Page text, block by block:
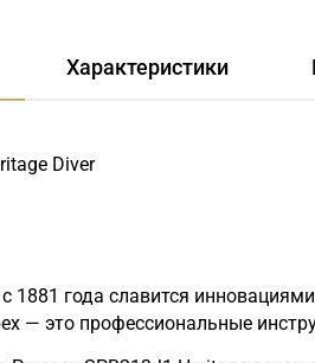
Характеристики
Diver
1881 года славится
— это профессиональные